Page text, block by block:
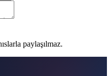
paylaşılmaz.